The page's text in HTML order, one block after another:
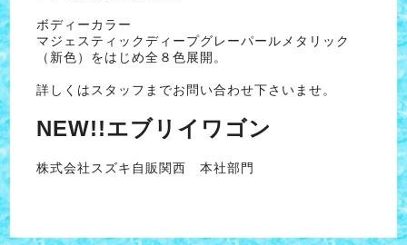
ボディーカラー
マジェスティックディープグレーパールメタリック
（新色）をはじめ全８色展開。
詳しくはスタッフまでお問い合わせ下さいませ。
NEW!!エブリイワゴン
株式会社スズキ自販関西 本社部門